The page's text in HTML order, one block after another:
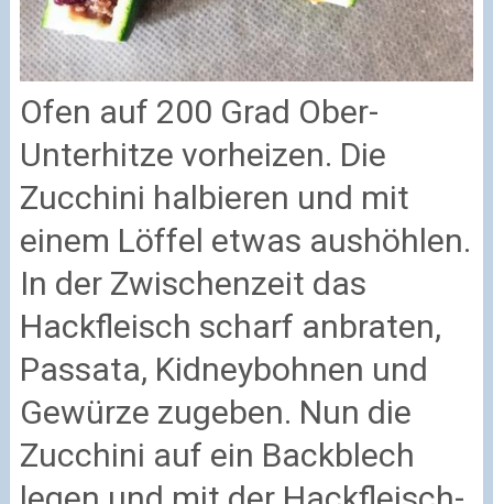
Ofen auf 200 Grad Ober-
Unterhitze vorheizen. Die
Zucchini halbieren und mit
einem Löffel etwas aushöhlen.
In der Zwischenzeit das
Hackfleisch scharf anbraten,
Passata, Kidneybohnen und
Gewürze zugeben. Nun die
Zucchini auf ein Backblech